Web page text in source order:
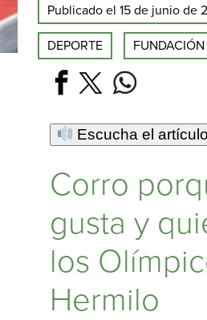
Publicado el 15 de junio de
DEPORTE FUNDACIÓN
Escucha el artículo
Corro
gusta y
los
Hermilo